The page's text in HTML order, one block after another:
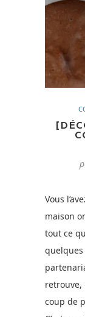
Vous
maison
tout ce
coup de